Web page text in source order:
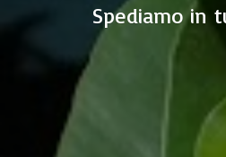
Spediamo in